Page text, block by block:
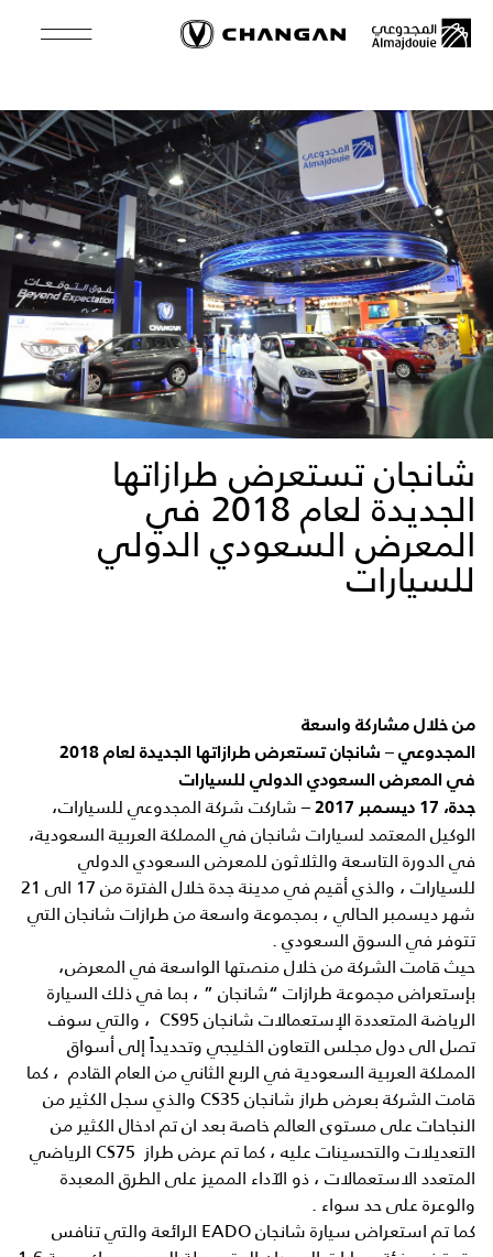
Skip
to
main
content
شانجان تستعرض طرازاتها
الجديدة لعام 2018 في
المعرض السعودي الدولي
للسيارات
من خلال مشاركة واسعة
المجدوعي – شانجان تستعرض طرازاتها الجديدة لعام 2018
في المعرض السعودي الدولي للسيارات
جدة، 17 ديسمبر 2017
– شاركت شركة المجدوعي للسيارات،
الوكيل المعتمد لسيارات شانجان في المملكة العربية السعودية،
في الدورة التاسعة والثلاثون للمعرض السعودي الدولي
للسيارات ، والذي أقيم في مدينة جدة خلال الفترة من 17 الى 21
شهر ديسمبر الحالي ، بمجموعة واسعة من طرازات شانجان التي
تتوفر في السوق السعودي .
حيث قامت الشركة من خلال منصتها الواسعة في المعرض،
بإستعراض مجموعة طرازات “شانجان ” ، بما في ذلك السيارة
الرياضة المتعددة الإستعمالات شانجان CS95 ، والتي سوف
تصل الى دول مجلس التعاون الخليجي وتحديداً إلى أسواق
المملكة العربية السعودية في الربع الثاني من العام القادم ، كما
قامت الشركة بعرض طراز شانجان CS35 والذي سجل الكثير من
النجاحات على مستوى العالم خاصة بعد ان تم ادخال الكثير من
التعديلات والتحسينات عليه ، كما تم عرض طراز CS75 الرياضي
المتعدد الاستعمالات ، ذو الآداء المميز على الطرق المعبدة
والوعرة على حد سواء .
كما تم استعراض سيارة شانجان EADO الرائعة والتي تنافس